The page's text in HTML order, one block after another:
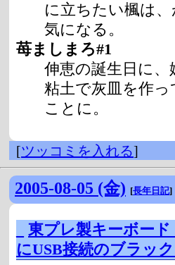
に立ちたい楓は
気になる。
苺ましまろ#1
伸恵の誕生日に
粘土で灰皿を作
ことに。
[ツッコミを入れる]
2005-08-05 (金) [長年日記]
東プレ製キーボード
にUSB接続のブラッ